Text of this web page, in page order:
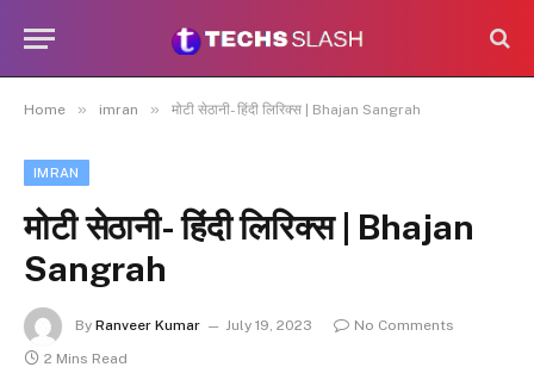
Home » imran » मोटी सेठानी- हिंदी लिरिक्स | Bhajan Sangrah
IMRAN
मोटी सेठानी- हिंदी लिरिक्स | Bhajan
Sangrah
By Ranveer Kumar July 19, 2023
No Comments
2 Mins Read